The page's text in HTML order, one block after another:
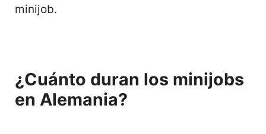
minijob.
¿Cuánto duran los minijobs
en Alemania?